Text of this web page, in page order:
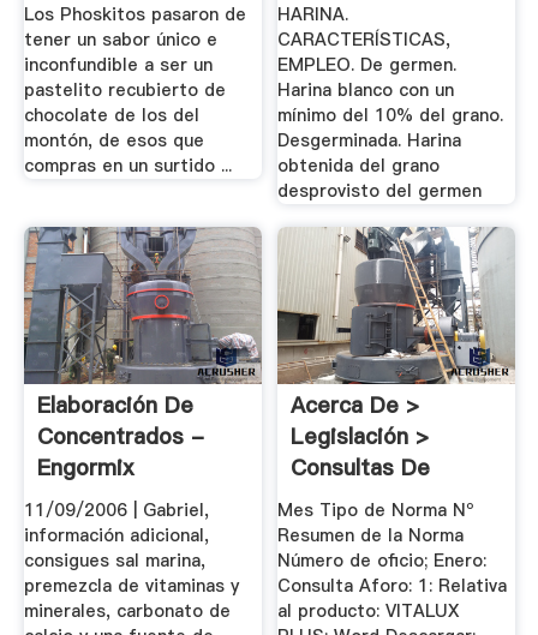
Los Phoskitos pasaron de
tener un sabor único e
inconfundible a ser un
pastelito recubierto de
chocolate de los del
montón, de esos que
compras en un surtido ...
HARINA.
CARACTERÍSTICAS,
EMPLEO. De germen.
Harina blanco con un
mínimo del 10% del grano.
Desgerminada. Harina
obtenida del grano
desprovisto del germen
Elaboración De
Concentrados -
Engormix
11/09/2006 | Gabriel,
información adicional,
consigues sal marina,
premezcla de vitaminas y
minerales, carbonato de
Acerca De >
Legislación >
Consultas De
Clasificación
Mes Tipo de Norma Nº
Resumen de la Norma
Número de oficio; Enero:
Consulta Aforo: 1: Relativa
al producto: VITALUX